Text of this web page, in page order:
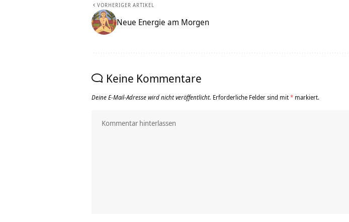
VORHERIGER ARTIKEL
Neue Energie am Morgen
Keine Kommentare
Deine E-Mail-Adresse wird nicht veröffentlicht. Erforderliche Felder sind mit* markiert.